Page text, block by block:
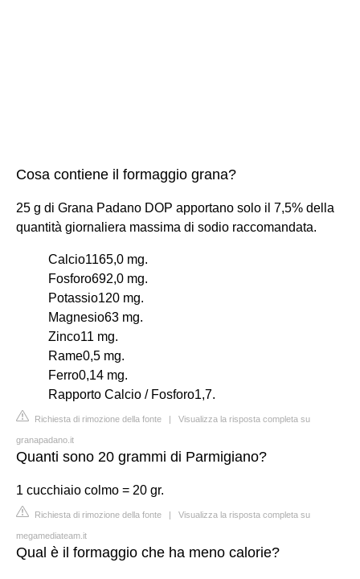
Cosa contiene il formaggio grana?
25 g di Grana Padano DOP apportano solo il 7,5% della
quantità giornaliera massima di sodio raccomandata.
Calcio1165,0 mg.
Fosforo692,0 mg.
Potassio120 mg.
Magnesio63 mg.
Zinco11 mg.
Rame0,5 mg.
Ferro0,14 mg.
Rapporto Calcio / Fosforo1,7.
Richiesta di rimozione della fonte | Visualizza la risposta completa su
granapadano.it
Quanti sono 20 grammi di Parmigiano?
1 cucchiaio colmo = 20 gr.
Richiesta di rimozione della fonte | Visualizza la risposta completa su
megamediateam.it
Qual è il formaggio che ha meno calorie?